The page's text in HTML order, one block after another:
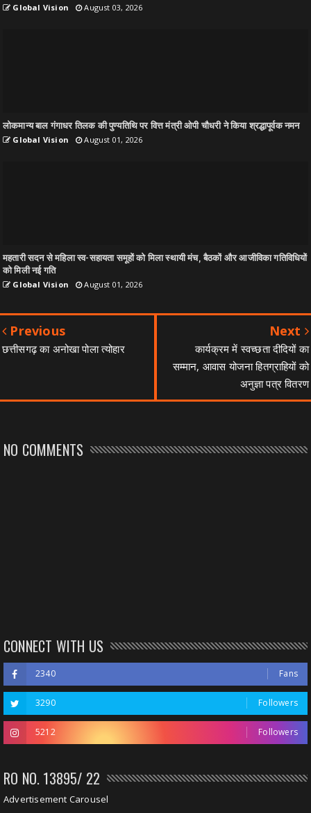
Global Vision August 03, 2026
लोकमान्य बाल गंगाधर तिलक की पुण्यतिथि पर वित्त मंत्री ओपी चौधरी ने किया श्रद्धापूर्वक नमन
Global Vision August 01, 2026
महतारी सदन से महिला स्व-सहायता समूहों को मिला स्थायी मंच, बैठकों और आजीविका गतिविधियों
को मिली नई गति
Global Vision August 01, 2026
Previous
छत्तीसगढ़ का अनोखा पोला त्योहार
Next
कार्यक्रम में स्वच्छता दीदियों का
सम्मान, आवास योजना हितग्राहियों को
अनुज्ञा पत्र वितरण
NO COMMENTS
CONNECT WITH US
2340 Fans
3290 Followers
5212 Followers
RO NO. 13895/ 22
Advertisement Carousel